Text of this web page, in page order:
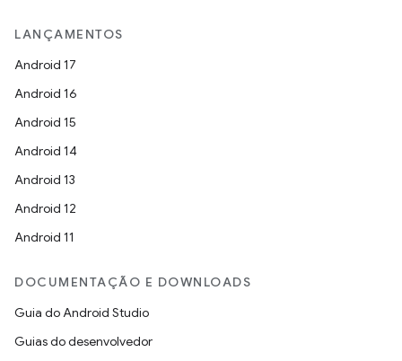
LANÇAMENTOS
Android 17
Android 16
Android 15
Android 14
Android 13
Android 12
Android 11
DOCUMENTAÇÃO E DOWNLOADS
Guia do Android Studio
Guias do desenvolvedor